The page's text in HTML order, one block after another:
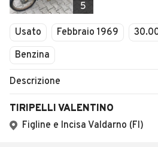
5
Usato Febbraio 1969
Benzina
Descrizione
TIRIPELLI VALENTINO
Figline e Incisa Valdarno (FI)